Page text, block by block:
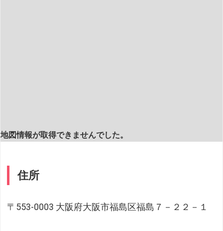
地図情報が取得できませんでした。
住所
〒553-0003 大阪府大阪市福島区福島７－２２－１